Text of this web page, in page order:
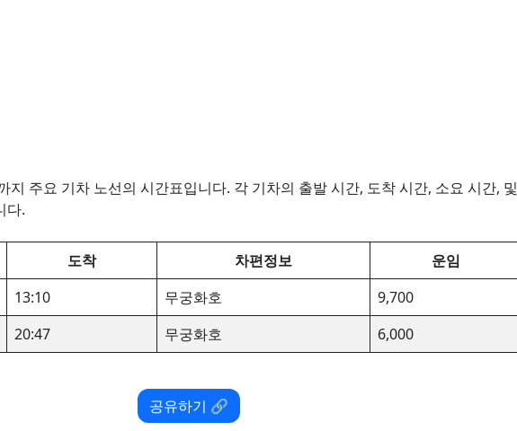
지 주요 기차 노선의 시간표입니다. 각 기차의 출발 시간, 도착 시간, 소요 시간, 및
다.
도착 차편정보
운임
13:10 무궁화호
9,700
20:47 무궁화호 6,000
공유하기 🔗